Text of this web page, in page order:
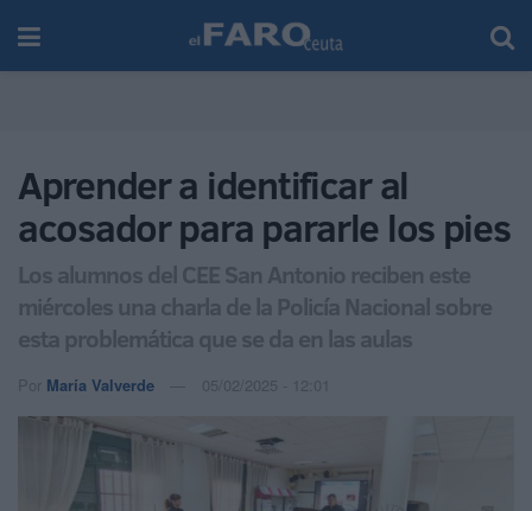
Aprender a identificar al
acosador para pararle los pies
Los alumnos del CEE San Antonio reciben este
miércoles una charla de la Policía Nacional sobre
esta problemática que se da en las aulas
Por María Valverde 05/02/2025 - 12:01